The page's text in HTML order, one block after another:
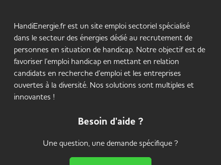
HandiEnergie.fr est un site emploi sectoriel spécialisé
dans le secteur des énergies dédié au recrutement de
personnes en situation de handicap. Notre objectif est de
favoriser l’emploi handicap en mettant en relation
candidats en recherche d’emploi et les entreprises
ouvertes à la diversité. Nos solutions sont multiples et
innovantes !
Besoin d'aide ?
Une question, une demande spécifique ?